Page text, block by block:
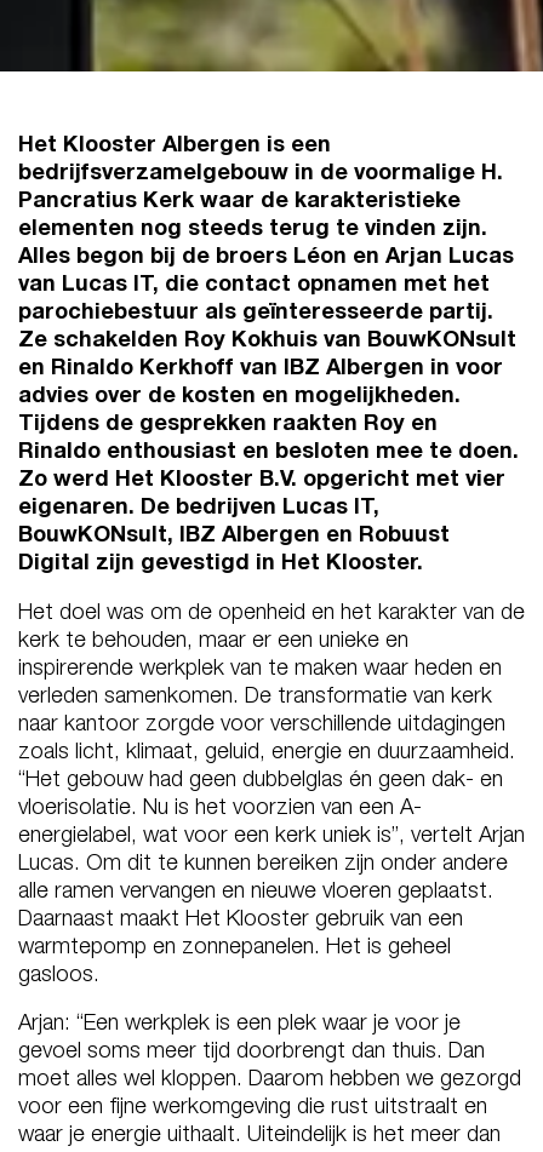
Het Klooster Albergen is een
bedrijfsverzamelgebouw in de voormalige H.
Pancratius Kerk waar de karakteristieke
elementen nog steeds terug te vinden zijn.
Alles begon bij de broers Léon en Arjan Lucas
van Lucas IT, die contact opnamen met het
parochiebestuur als geïnteresseerde partij.
Ze schakelden Roy Kokhuis van BouwKONsult
en Rinaldo Kerkhoff van IBZ Albergen in voor
advies over de kosten en mogelijkheden.
Tijdens de gesprekken raakten Roy en
Rinaldo enthousiast en besloten mee te doen.
Zo werd Het Klooster B.V. opgericht met vier
eigenaren. De bedrijven Lucas IT,
BouwKONsult, IBZ Albergen en Robuust
Digital zijn gevestigd in Het Klooster.
Het doel was om de openheid en het karakter van de
kerk te behouden, maar er een unieke en
inspirerende werkplek van te maken waar heden en
verleden samenkomen. De transformatie van kerk
naar kantoor zorgde voor verschillende uitdagingen
zoals licht, klimaat, geluid, energie en duurzaamheid.
“Het gebouw had geen dubbelglas én geen dak- en
vloerisolatie. Nu is het voorzien van een A-
energielabel, wat voor een kerk uniek is”, vertelt Arjan
Lucas. Om dit te kunnen bereiken zijn onder andere
alle ramen vervangen en nieuwe vloeren geplaatst.
Daarnaast maakt Het Klooster gebruik van een
warmtepomp en zonnepanelen. Het is geheel
gasloos.
Arjan: “Een werkplek is een plek waar je voor je
gevoel soms meer tijd doorbrengt dan thuis. Dan
moet alles wel kloppen. Daarom hebben we gezorgd
voor een fijne werkomgeving die rust uitstraalt en
waar je energie uithaalt. Uiteindelijk is het meer dan